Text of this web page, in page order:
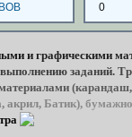
0
играфическими
заданий.
(карандаш,
акрил,Батик),